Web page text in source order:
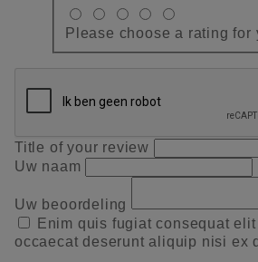
Please choose a rating for
Title of your review
Uw naam
Uw beoordeling
Enim quis fugiat consequat
occaecat deserunt aliquip nisi ex